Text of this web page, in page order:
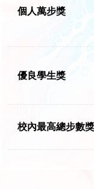
個人萬步獎
優良學生獎
校內最高總步數獎